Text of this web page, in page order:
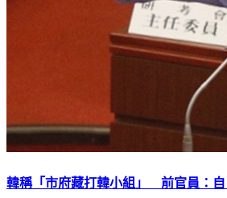
韓稱「市府藏打韓小組」 前官員：自